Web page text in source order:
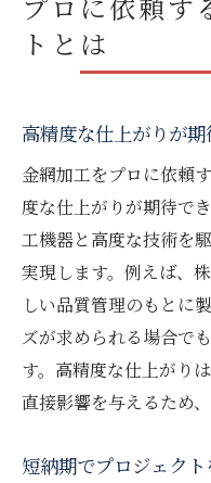
金網加工を専門
専門知識と経
カスタマイズ
品質管理の徹
長期的なコス
安心のアフタ
高精度な金網加
プロの技術を
短納期を実現
自動化技術の
高精度加工で
トとは
高精度な仕上がりが
金網加工をプロに依頼
度な仕上がりが期待で
工機器と高度な技術を
実現します。例えば、
しい品質管理のもとに
ズが求められる場合で
す。高精度な仕上がり
直接影響を与えるため
短納期でプロジェク